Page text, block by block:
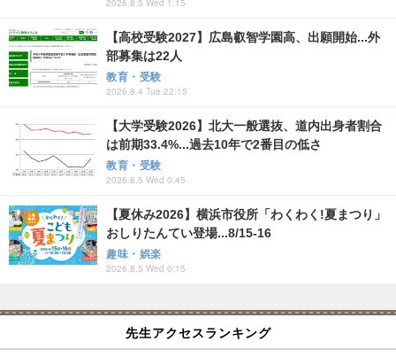
2026.8.5 Wed 1:15
【高校受験2027】広島叡智学園高、出願開始...外
部募集は22人
教育・受験
2026.8.4 Tue 22:15
【大学受験2026】北大一般選抜、道内出身者割合
は前期33.4%...過去10年で2番目の低さ
教育・受験
2026.8.5 Wed 0:45
【夏休み2026】横浜市役所「わくわく!夏まつり」
おしりたんてい登場...8/15-16
趣味・娯楽
2026.8.5 Wed 0:15
先生アクセスランキング